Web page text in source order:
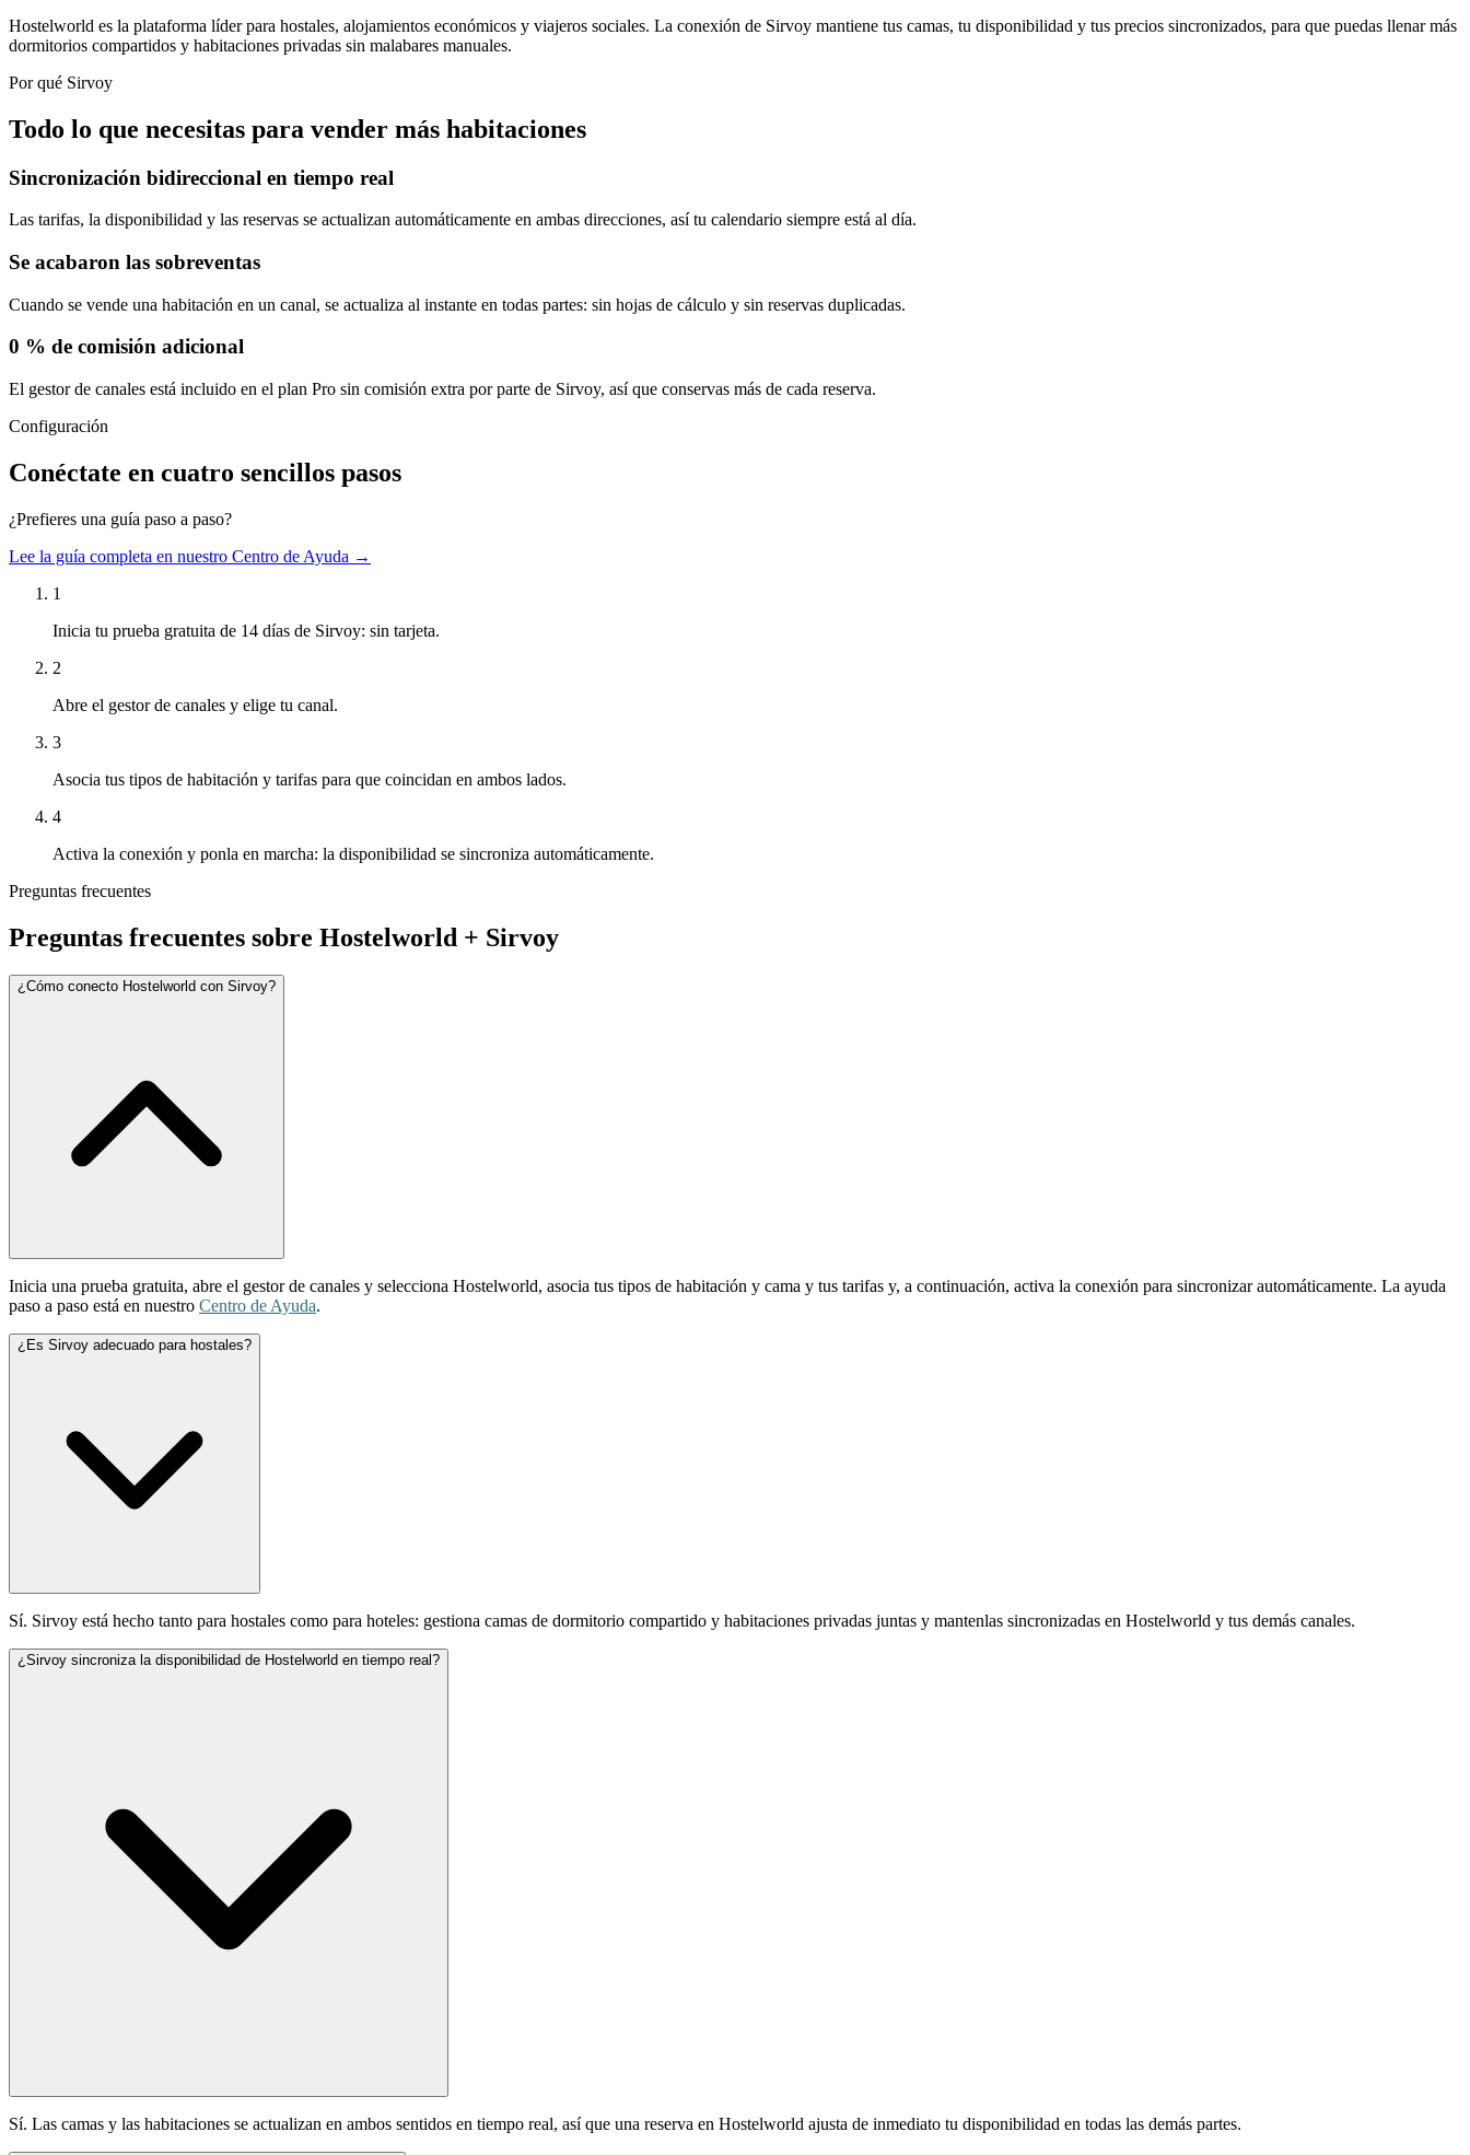
Hostelworld es la plataforma líder para hostales, alojamientos económicos y viajeros sociales. La conexión de Sirvoy mantiene tus camas, tu disponibilidad y tus precios sincronizados, para que puedas llenar más
dormitorios compartidos y habitaciones privadas sin malabares manuales.
Por qué Sirvoy
Todo lo que necesitas para vender más habitaciones
Sincronización bidireccional en tiempo real
Las tarifas, la disponibilidad y las reservas se actualizan automáticamente en ambas direcciones, así tu calendario siempre está al día.
Se acabaron las sobreventas
Cuando se vende una habitación en un canal, se actualiza al instante en todas partes: sin hojas de cálculo y sin reservas duplicadas.
0 % de comisión adicional
El gestor de canales está incluido en el plan Pro sin comisión extra por parte de Sirvoy, así que conservas más de cada reserva.
Configuración
Conéctate en cuatro sencillos pasos
¿Prefieres una guía paso a paso?
Lee la guía completa en nuestro Centro de Ayuda →
1
Inicia tu prueba gratuita de 14 días de Sirvoy: sin tarjeta.
2
Abre el gestor de canales y elige tu canal.
3
Asocia tus tipos de habitación y tarifas para que coincidan en ambos lados.
4
Activa la conexión y ponla en marcha: la disponibilidad se sincroniza automáticamente.
Preguntas frecuentes
Preguntas frecuentes sobre Hostelworld + Sirvoy
¿Cómo conecto Hostelworld con Sirvoy?
Inicia una prueba gratuita, abre el gestor de canales y selecciona Hostelworld, asocia tus tipos de habitación y cama y tus tarifas y, a continuación, activa la conexión para sincronizar automáticamente. La ayuda
paso a paso está en nuestro Centro de Ayuda.
¿Es Sirvoy adecuado para hostales?
Sí. Sirvoy está hecho tanto para hostales como para hoteles: gestiona camas de dormitorio compartido y habitaciones privadas juntas y mantenlas sincronizadas en Hostelworld y tus demás canales.
¿Sirvoy sincroniza la disponibilidad de Hostelworld en tiempo real?
Sí. Las camas y las habitaciones se actualizan en ambos sentidos en tiempo real, así que una reserva en Hostelworld ajusta de inmediato tu disponibilidad en todas las demás partes.